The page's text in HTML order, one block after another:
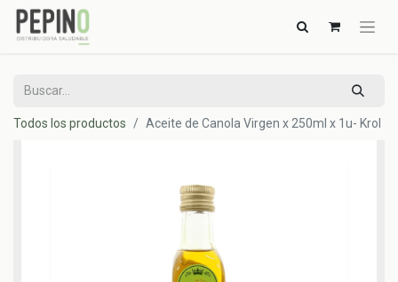
Todos los productos Aceite de Canola Virgen x 250ml x 1u- Krol